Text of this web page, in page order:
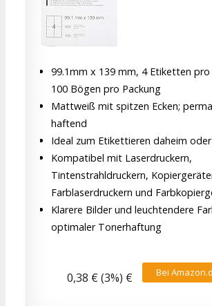
99.1mm x 139 mm, 4 Etiketten pro
100 Bögen pro Packung
Mattweiß mit spitzen Ecken;
haftend
Ideal zum Etikettieren daheim
Kompatibel mit Laserdruckern,
Tintenstrahldruckern,
Farblaserdruckern und
Klarere Bilder und leuchtendere
optimaler Tonerhaftung
Bei
0,38 € (3%) €